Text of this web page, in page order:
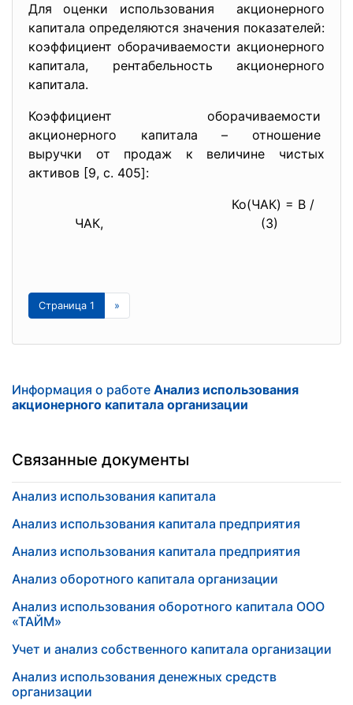
Для оценки использования акционерного
капитала определяются значения показателей:
коэффициент оборачиваемости акционерного
капитала, рентабельность акционерного
капитала.
Коэффициент оборачиваемости
акционерного капитала – отношение
выручки от продаж к величине чистых
активов [9, c. 405]:
Ко(ЧАК) = В /
ЧАК,
(3)
Страница 1 »
Информация о работе Анализ использования
акционерного капитала организации
Связанные документы
Анализ использования капитала
Анализ использования капитала предприятия
Анализ использования капитала предприятия
Анализ оборотного капитала организации
Анализ использования оборотного капитала ООО
«ТАЙМ»
Учет и анализ собственного капитала организации
Анализ использования денежных средств
организации